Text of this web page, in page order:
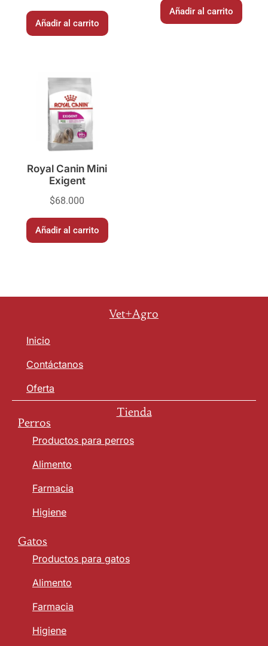
Añadir al carrito
Añadir al carrito
Royal Canin Mini
Exigent
$68.000
Añadir al carrito
Vet+Agro
Inicio
Contáctanos
Oferta
Tienda
Perros
Productos para perros
Alimento
Farmacia
Higiene
Gatos
Productos para gatos
Alimento
Farmacia
Higiene